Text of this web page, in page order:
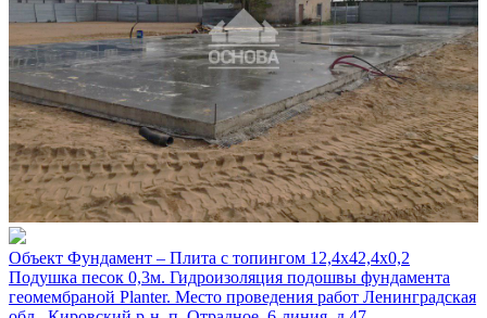
Объект Фундамент – Плита с топингом 12,4х42,4х0,2
Подушка песок 0,3м. Гидроизоляция подошвы фундамента
геомембраной Planter. Место проведения работ Ленинградская